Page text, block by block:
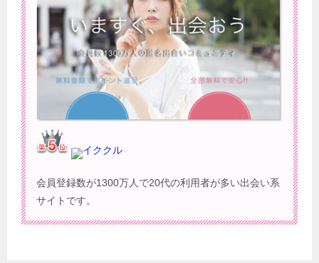
イククル
会員登録数が1300万人で20代の利用者が多い出会い系
サイトです。